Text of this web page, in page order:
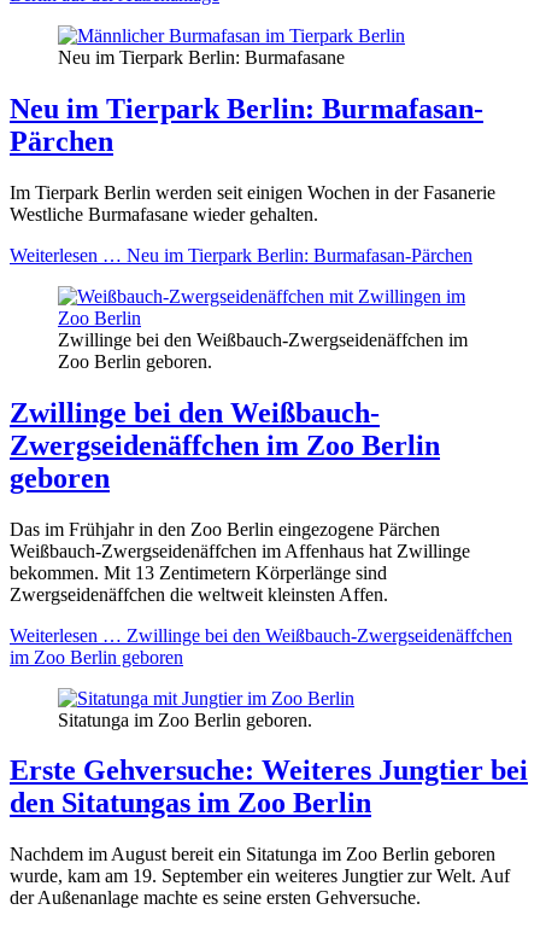
Neu im Tierpark Berlin: Burmafasane
Neu im Tierpark Berlin: Burmafasan-
Pärchen
Im Tierpark Berlin werden seit einigen Wochen in der Fasanerie
Westliche Burmafasane wieder gehalten.
Weiterlesen … Neu im Tierpark Berlin: Burmafasan-Pärchen
Zwillinge bei den Weißbauch-Zwergseidenäffchen im
Zoo Berlin geboren.
Zwillinge bei den Weißbauch-
Zwergseidenäffchen im Zoo Berlin
geboren
Das im Frühjahr in den Zoo Berlin eingezogene Pärchen
Weißbauch-Zwergseidenäffchen im Affenhaus hat Zwillinge
bekommen. Mit 13 Zentimetern Körperlänge sind
Zwergseidenäffchen die weltweit kleinsten Affen.
Weiterlesen … Zwillinge bei den Weißbauch-Zwergseidenäffchen
im Zoo Berlin geboren
Sitatunga im Zoo Berlin geboren.
Erste Gehversuche: Weiteres Jungtier bei
den Sitatungas im Zoo Berlin
Nachdem im August bereit ein Sitatunga im Zoo Berlin geboren
wurde, kam am 19. September ein weiteres Jungtier zur Welt. Auf
der Außenanlage machte es seine ersten Gehversuche.